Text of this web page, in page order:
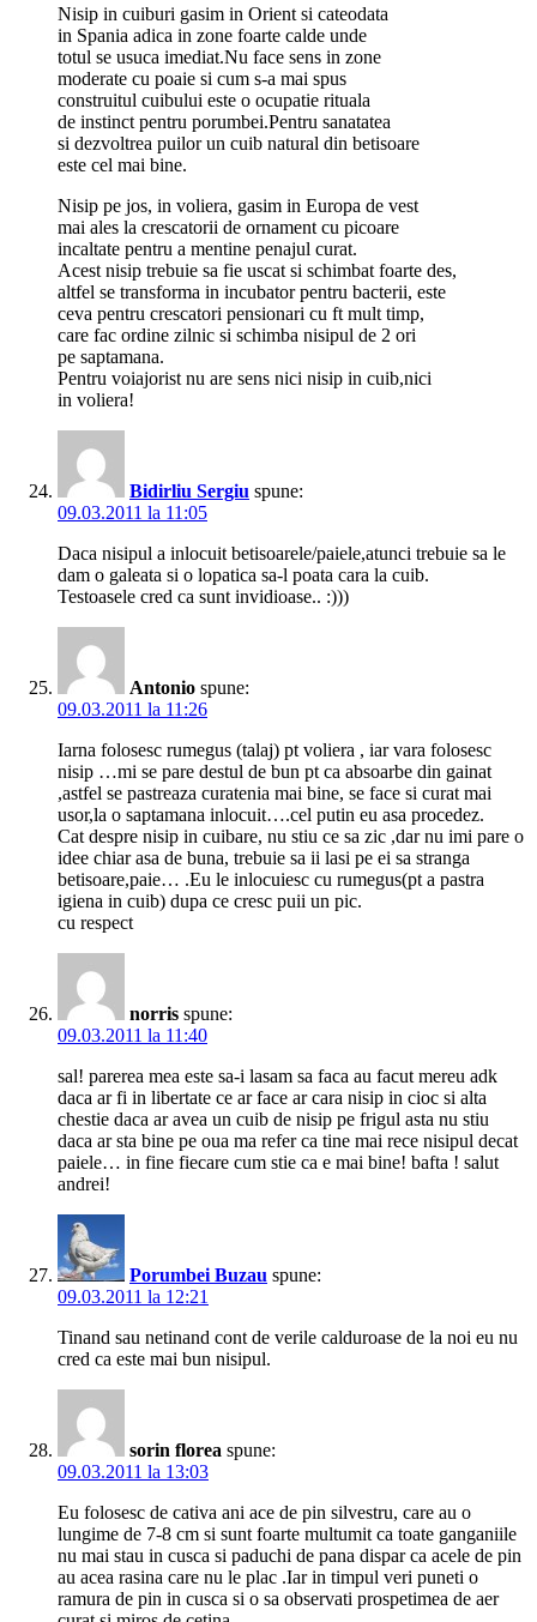
Nisip in cuiburi gasim in Orient si cateodata
in Spania adica in zone foarte calde unde
totul se usuca imediat.Nu face sens in zone
moderate cu poaie si cum s-a mai spus
construitul cuibului este o ocupatie rituala
de instinct pentru porumbei.Pentru sanatatea
si dezvoltrea puilor un cuib natural din betisoare
este cel mai bine.
Nisip pe jos, in voliera, gasim in Europa de vest
mai ales la crescatorii de ornament cu picoare
incaltate pentru a mentine penajul curat.
Acest nisip trebuie sa fie uscat si schimbat foarte des,
altfel se transforma in incubator pentru bacterii, este
ceva pentru crescatori pensionari cu ft mult timp,
care fac ordine zilnic si schimba nisipul de 2 ori
pe saptamana.
Pentru voiajorist nu are sens nici nisip in cuib,nici
in voliera!
Bidirliu Sergiu spune:
09.03.2011 la 11:05
Daca nisipul a inlocuit betisoarele/paiele,atunci trebuie sa le
dam o galeata si o lopatica sa-l poata cara la cuib.
Testoasele cred ca sunt invidioase.. :)))
Antonio spune:
09.03.2011 la 11:26
Iarna folosesc rumegus (talaj) pt voliera , iar vara folosesc
nisip …mi se pare destul de bun pt ca absoarbe din gainat
,astfel se pastreaza curatenia mai bine, se face si curat mai
usor,la o saptamana inlocuit….cel putin eu asa procedez.
Cat despre nisip in cuibare, nu stiu ce sa zic ,dar nu imi pare o
idee chiar asa de buna, trebuie sa ii lasi pe ei sa stranga
betisoare,paie… .Eu le inlocuiesc cu rumegus(pt a pastra
igiena in cuib) dupa ce cresc puii un pic.
cu respect
norris spune:
09.03.2011 la 11:40
sal! parerea mea este sa-i lasam sa faca au facut mereu adk
daca ar fi in libertate ce ar face ar cara nisip in cioc si alta
chestie daca ar avea un cuib de nisip pe frigul asta nu stiu
daca ar sta bine pe oua ma refer ca tine mai rece nisipul decat
paiele… in fine fiecare cum stie ca e mai bine! bafta ! salut
andrei!
Porumbei Buzau spune:
09.03.2011 la 12:21
Tinand sau netinand cont de verile calduroase de la noi eu nu
cred ca este mai bun nisipul.
sorin florea spune:
09.03.2011 la 13:03
Eu folosesc de cativa ani ace de pin silvestru, care au o
lungime de 7-8 cm si sunt foarte multumit ca toate ganganiile
nu mai stau in cusca si paduchi de pana dispar ca acele de pin
au acea rasina care nu le plac .Iar in timpul veri puneti o
ramura de pin in cusca si o sa observati prospetimea de aer